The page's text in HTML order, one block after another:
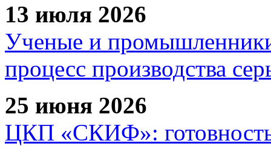
13 июля 2026
Ученые и
процесс производства
25 июня 2026
ЦКП «СКИФ»: готовность